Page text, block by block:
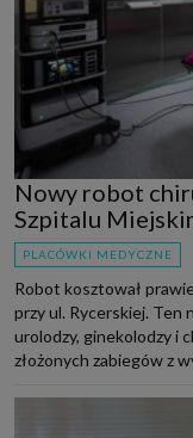
Nowy robot
Szpitalu
PLACÓWKI MEDYCZNE
Robot kosztował
przy ul. Rycerskiej. Ten
urolodzy, ginekolodzy i
złożonych zabiegów z